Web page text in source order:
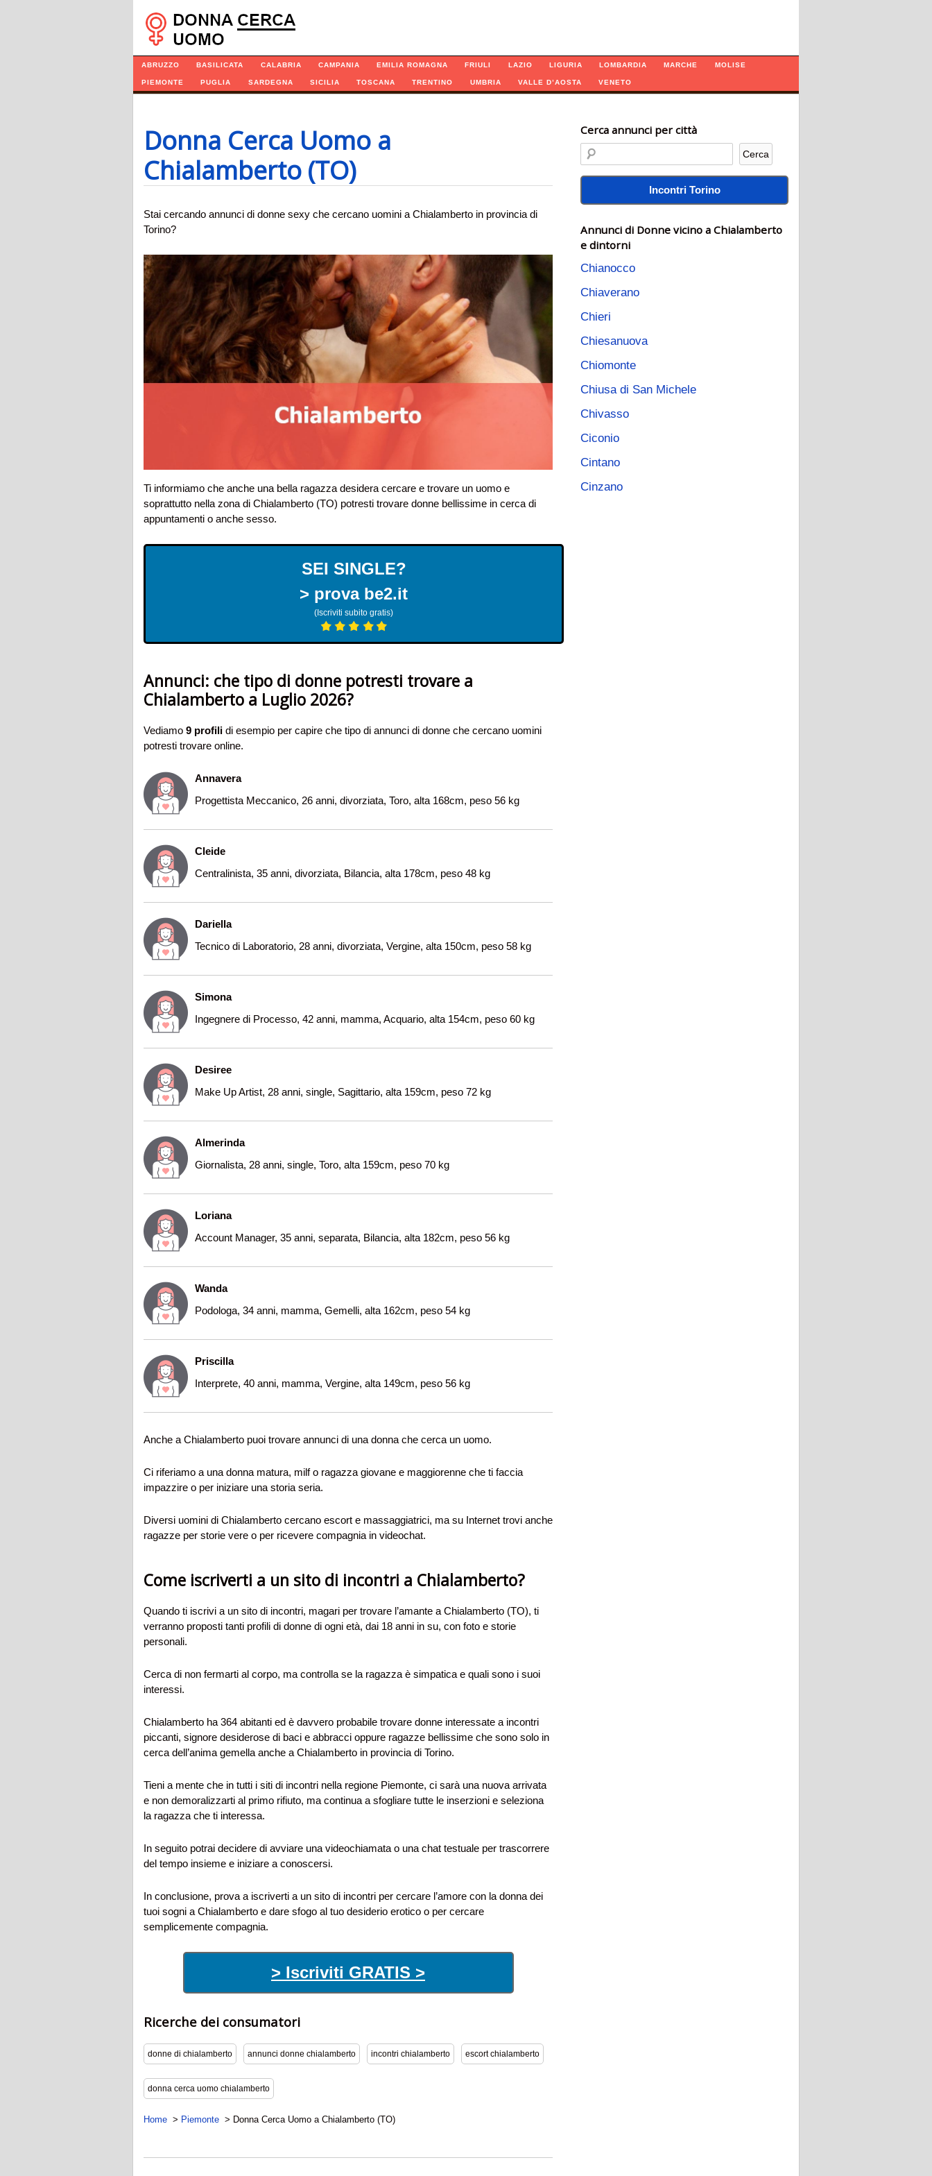
Navigazione
ABRUZZO BASILICATA CALABRIA CAMPANIA EMILIA ROMAGNA FRIULI LAZIO LIGURIA LOMBARDIA MARCHE MOLISE
PIEMONTE PUGLIA SARDEGNA SICILIA TOSCANA TRENTINO UMBRIA VALLE D’AOSTA VENETO
Donna Cerca Uomo a
Chialamberto (TO)
Stai cercando annunci di donne sexy che cercano uomini a Chialamberto in provincia di
Torino?
Ti informiamo che anche una bella ragazza desidera cercare e trovare un uomo e
soprattutto nella zona di Chialamberto (TO) potresti trovare donne bellissime in cerca di
appuntamenti o anche sesso.
SEI SINGLE?
> prova be2.it
(Iscriviti subito gratis)
Annunci: che tipo di donne potresti trovare a
Chialamberto a Luglio 2026?
Vediamo 9 profili di esempio per capire che tipo di annunci di donne che cercano uomini
potresti trovare online.
Annavera
Progettista Meccanico, 26 anni, divorziata, Toro, alta 168cm, peso 56 kg
Cleide
Centralinista, 35 anni, divorziata, Bilancia, alta 178cm, peso 48 kg
Dariella
Tecnico di Laboratorio, 28 anni, divorziata, Vergine, alta 150cm, peso 58 kg
Simona
Ingegnere di Processo, 42 anni, mamma, Acquario, alta 154cm, peso 60 kg
Desiree
Make Up Artist, 28 anni, single, Sagittario, alta 159cm, peso 72 kg
Almerinda
Giornalista, 28 anni, single, Toro, alta 159cm, peso 70 kg
Loriana
Account Manager, 35 anni, separata, Bilancia, alta 182cm, peso 56 kg
Wanda
Podologa, 34 anni, mamma, Gemelli, alta 162cm, peso 54 kg
Priscilla
Interprete, 40 anni, mamma, Vergine, alta 149cm, peso 56 kg
Anche a Chialamberto puoi trovare annunci di una donna che cerca un uomo.
Ci riferiamo a una donna matura, milf o ragazza giovane e maggiorenne che ti faccia
impazzire o per iniziare una storia seria.
Diversi uomini di Chialamberto cercano escort e massaggiatrici, ma su Internet trovi anche
ragazze per storie vere o per ricevere compagnia in videochat.
Come iscriverti a un sito di incontri a Chialamberto?
Quando ti iscrivi a un sito di incontri, magari per trovare l’amante a Chialamberto (TO), ti
verranno proposti tanti profili di donne di ogni età, dai 18 anni in su, con foto e storie
personali.
Cerca di non fermarti al corpo, ma controlla se la ragazza è simpatica e quali sono i suoi
interessi.
Chialamberto ha 364 abitanti ed è davvero probabile trovare donne interessate a incontri
piccanti, signore desiderose di baci e abbracci oppure ragazze bellissime che sono solo in
cerca dell’anima gemella anche a Chialamberto in provincia di Torino.
Tieni a mente che in tutti i siti di incontri nella regione Piemonte, ci sarà una nuova arrivata
e non demoralizzarti al primo rifiuto, ma continua a sfogliare tutte le inserzioni e seleziona
la ragazza che ti interessa.
In seguito potrai decidere di avviare una videochiamata o una chat testuale per trascorrere
del tempo insieme e iniziare a conoscersi.
In conclusione, prova a iscriverti a un sito di incontri per cercare l’amore con la donna dei
tuoi sogni a Chialamberto e dare sfogo al tuo desiderio erotico o per cercare
semplicemente compagnia.
> Iscriviti GRATIS >
Ricerche dei consumatori
donne di chialamberto annunci donne chialamberto incontri chialamberto escort chialamberto
donna cerca uomo chialamberto
Home Piemonte Donna Cerca Uomo a Chialamberto (TO)
Cerca annunci per città
Incontri Torino
Annunci di Donne vicino a Chialamberto
e dintorni
Chianocco
Chiaverano
Chieri
Chiesanuova
Chiomonte
Chiusa di San Michele
Chivasso
Ciconio
Cintano
Cinzano